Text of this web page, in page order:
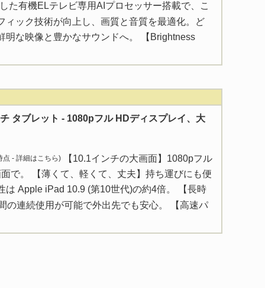
た有機ELテレビ専用AIプロセッサー搭載で、こ
ィック技術が向上し、画質と音質を最適化。ど
明な映像と豊かなサウンドへ。 【Brightness
タブレット - 1080pフル HDディスプレイ、大
点 - 詳細はこちら)
【10.1インチの大画面】1080pフル
で。 【薄くて、軽くて、丈夫】持ち運びにも便
は Apple iPad 10.9 (第10世代)の約4倍。 【長時
の連続使用が可能で外出先でも安心。 【高速パ